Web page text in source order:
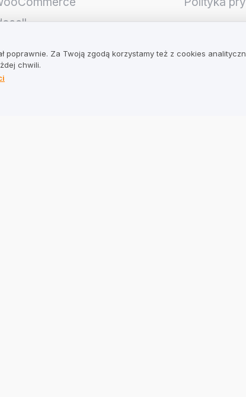
poprawnie. Za Twoją zgodą korzystamy też z cookies
chwili.